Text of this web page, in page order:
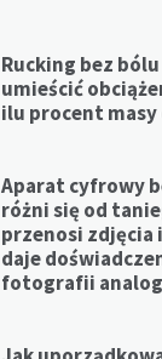
Rucking bez
umieścić
ilu procent masy
Aparat cyfrowy
różni się od
przenosi zdjęcia
daje
fotografii